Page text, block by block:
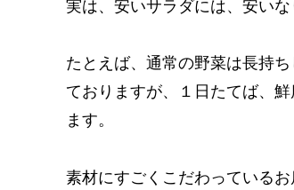
実は、安いサラダには、安いな
たとえば、通常の野菜は長持
ておりますが、１日たてば、
ます。
素材にすごくこだわっている